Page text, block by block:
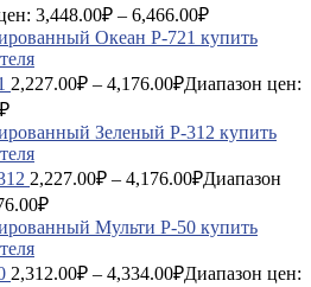
3,448.00₽ – 6,466.00₽
2,227.00₽ – 4,176.00₽Диапазон цен:
2,227.00₽ – 4,176.00₽Диапазон
2,312.00₽ – 4,334.00₽Диапазон цен: